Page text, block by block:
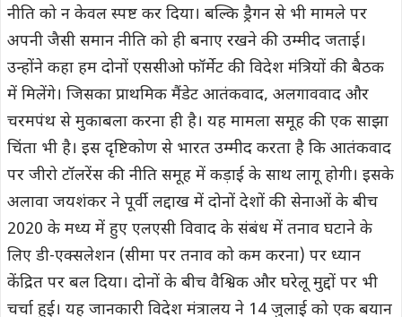
नीति को न केवल स्पष्ट कर दिया। बल्कि ड्रैगन से भी मामले पर
अपनी जैसी समान नीति को ही बनाए रखने की उम्मीद जताई।
उन्होंने कहा हम दोनों एससीओ फॉर्मेट की विदेश मंत्रियों की बैठक
में मिलेंगे। जिसका प्राथमिक मैंडेट आतंकवाद, अलगाववाद और
चरमपंथ से मुकाबला करना ही है। यह मामला समूह की एक साझा
चिंता भी है। इस दृष्टिकोण से भारत उम्मीद करता है कि आतंकवाद
पर जीरो टॉलरेंस की नीति समूह में कड़ाई के साथ लागू होगी। इसके
अलावा जयशंकर ने पूर्वी लद्दाख में दोनों देशों की सेनाओं के बीच
2020 के मध्य में हुए एलएसी विवाद के संबंध में तनाव घटाने के
लिए डी-एक्सलेशन (सीमा पर तनाव को कम करना) पर ध्यान
केंद्रित पर बल दिया। दोनों के बीच वैश्विक और घरेलू मुद्दों पर भी
चर्चा हुई। यह जानकारी विदेश मंत्रालय ने 14 जुलाई को एक बयान